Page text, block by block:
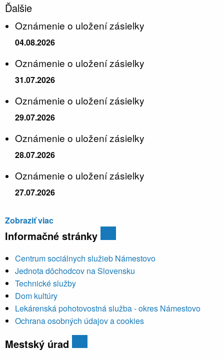
Ďalšie
Oznámenie o uložení zásielky
04.08.2026
Oznámenie o uložení zásielky
31.07.2026
Oznámenie o uložení zásielky
29.07.2026
Oznámenie o uložení zásielky
28.07.2026
Oznámenie o uložení zásielky
27.07.2026
Zobraziť viac
Informačné stránky
Centrum sociálnych služieb Námestovo
Jednota dôchodcov na Slovensku
Technické služby
Dom kultúry
Lekárenská pohotovostná služba - okres Námestovo
Ochrana osobných údajov a cookies
Mestský úrad